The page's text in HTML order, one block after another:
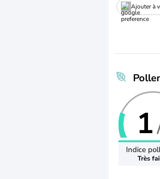
Ajouter à
1
Indice
Très